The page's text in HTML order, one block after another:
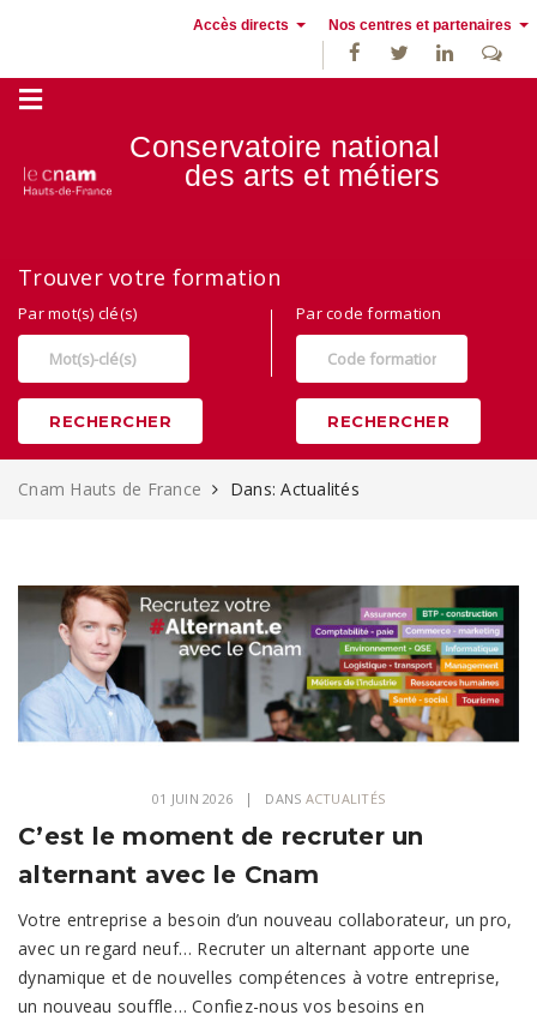
Accès directs Nos centres et partenaires
France
Conservatoire national
des arts et métiers
Trouver votre formation
Par mot(s) clé(s)
RECHERCHER
Par code formation
RECHERCHER
Cnam Hauts de France Dans: Actualités
01 JUIN 2026 DANS ACTUALITÉS
C’est le moment de recruter un
alternant avec le Cnam
Votre entreprise a besoin d’un nouveau collaborateur, un pro,
avec un regard neuf… Recruter un alternant apporte une
dynamique et de nouvelles compétences à votre entreprise,
un nouveau souffle… Confiez-nous vos besoins en